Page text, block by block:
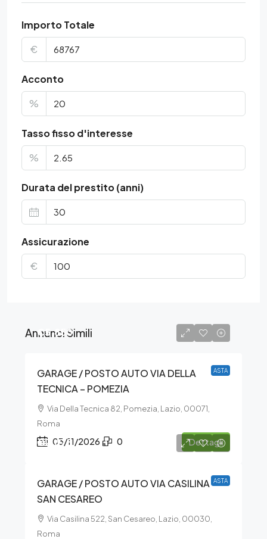
Importo Totale
€
Acconto
%
Tasso fisso d'interesse
%
Durata del prestito (anni)
Assicurazione
€
Annunci Simili
ASTA
€5.850
GARAGE / POSTO AUTO VIA DELLA
TECNICA – POMEZIA
Via Della Tecnica 82, Pomezia, Lazio, 00071,
Roma
03/11/2026 0 Dettagli
ASTA
€2.678
GARAGE / POSTO AUTO VIA CASILINA –
SAN CESAREO
Via Casilina 522, San Cesareo, Lazio, 00030,
Roma